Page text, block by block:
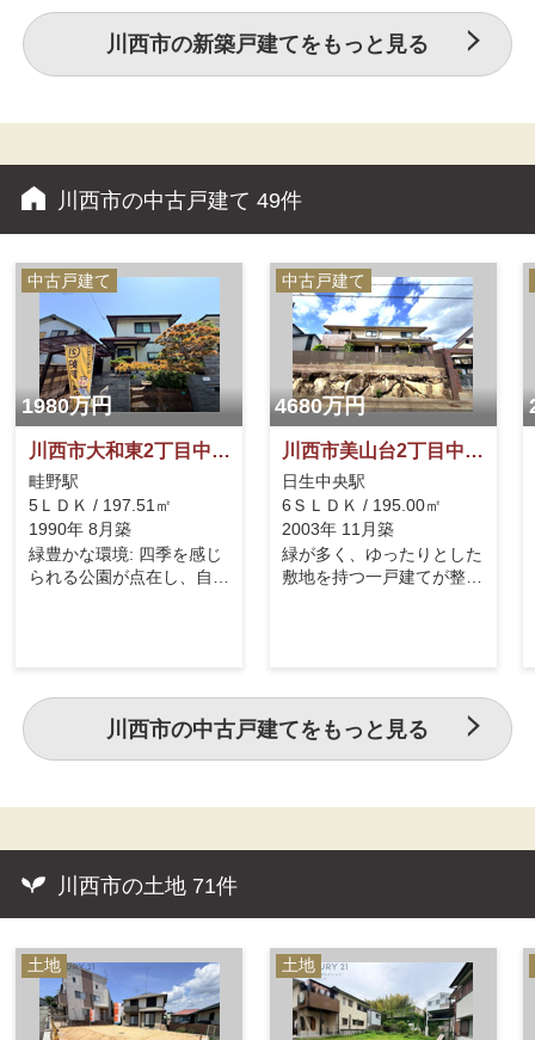
上の耐震性能があります）
長期優良住宅の認定を受け
るための8基準に加え、 耐
リア。
ります。各部屋に収納ござ
います。大容量収納可能な
ウォークインクローゼット
川西市の新築戸建てをもっと見る
川西市の中古戸建て 49件
中古戸建て
1980万円
川西市大和東2丁目中古戸建
畦野駅
5ＬＤＫ / 197.51㎡
1990年 8月築
緑豊かな環境: 四季を感じ
られる公園が点在し、自然
い鉄骨を使用するため、地
震の揺れに耐える耐震性に
優れています。
中古戸建て
4680万円
川西市美山台2丁目中古戸建
日生中央駅
6ＳＬＤＫ / 195.00㎡
2003年 11月築
緑が多く、ゆったりとした
敷地を持つ一戸建てが整然
川西市の中古戸建てをもっと見る
川西市の土地 71件
土地 土地